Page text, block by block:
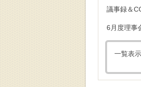
議事録＆
6月度理事
一覧表